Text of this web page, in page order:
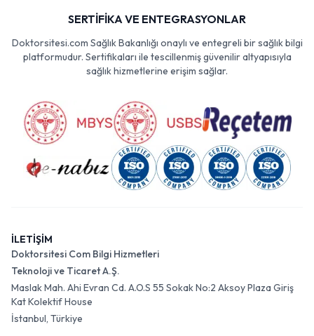
SERTİFİKA VE ENTEGRASYONLAR
Doktorsitesi.com Sağlık Bakanlığı onaylı ve entegreli bir sağlık bilgi
platformudur. Sertifikaları ile tescillenmiş güvenilir altyapısıyla
sağlık hizmetlerine erişim sağlar.
İLETİŞİM
Doktorsitesi Com Bilgi Hizmetleri
Teknoloji ve Ticaret A.Ş.
Maslak Mah. Ahi Evran Cd. A.O.S 55 Sokak No:2 Aksoy Plaza Giriş
Kat Kolektif House
İstanbul, Türkiye